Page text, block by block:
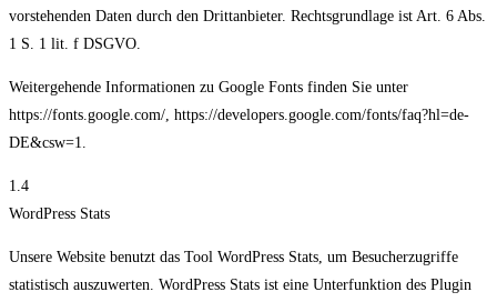
vorstehenden Daten durch den Drittanbieter. Rechtsgrundlage ist Art. 6 Abs.
1 S. 1 lit. f DSGVO.
Weitergehende Informationen zu Google Fonts finden Sie unter
https://fonts.google.com/, https://developers.google.com/fonts/faq?hl=de-
DE&csw=1.
1.4
WordPress Stats
Unsere Website benutzt das Tool WordPress Stats, um Besucherzugriffe
statistisch auszuwerten. WordPress Stats ist eine Unterfunktion des Plugin